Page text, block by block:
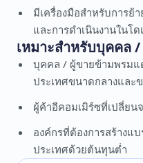
มีเครื่องมือสำหรับการย้
และการดำเนินงานในโ
เหมาะสำหรับบุคคล
บุคคล / ผู้ขายข้ามพรมแ
ประเทศขนาดกลางและ
ผู้ค้าอีคอมเมิร์ซที่เปลี่ยน
องค์กรที่ต้องการสร้างแ
ประเทศด้วยต้นทุนต่ำ